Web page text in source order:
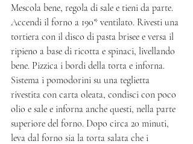
Mescola bene, regola di sale e tieni da parte.
Accendi il forno a 190* ventilato. Rivesti una
tortiera con il disco di pasta brisee e versa il
ripieno a base di ricotta e spinaci, livellando
bene. Pizzica i bordi della torta e inforna.
Sistema i pomodorini su una teglietta
rivestita con carta oleata, condisci con poco
olio e sale e inforna anche questi, nella parte
superiore del forno. Dopo circa 20 minuti,
leva dal forno sia la torta salata che i